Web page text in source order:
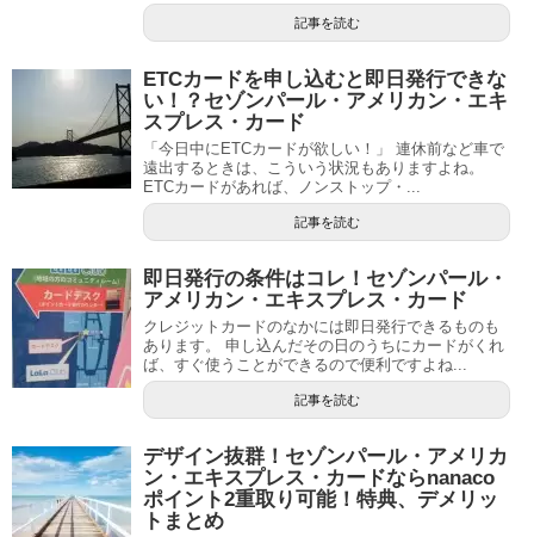
記事を読む
ETCカードを申し込むと即日発行できな
い！？セゾンパール・アメリカン・エキ
スプレス・カード
「今日中にETCカードが欲しい！」 連休前など車で
遠出するときは、こういう状況もありますよね。
ETCカードがあれば、ノンストップ・...
記事を読む
即日発行の条件はコレ！セゾンパール・
アメリカン・エキスプレス・カード
クレジットカードのなかには即日発行できるものも
あります。 申し込んだその日のうちにカードがくれ
ば、すぐ使うことができるので便利ですよね...
記事を読む
デザイン抜群！セゾンパール・アメリカ
ン・エキスプレス・カードならnanaco
ポイント2重取り可能！特典、デメリッ
トまとめ